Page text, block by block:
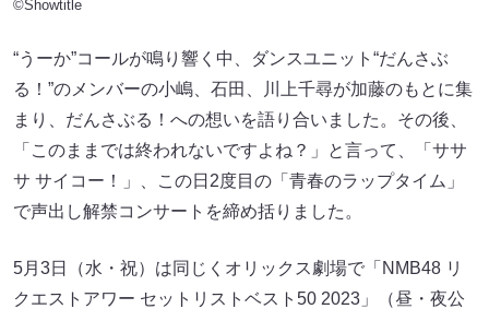
©Showtitle
“うーか”コールが鳴り響く中、ダンスユニット“だんさぶ
る！”のメンバーの小嶋、石田、川上千尋が加藤のもとに集
まり、だんさぶる！への想いを語り合いました。その後、
「このままでは終われないですよね？」と言って、「ササ
サ サイコー！」、この日2度目の「青春のラップタイム」
で声出し解禁コンサートを締め括りました。
5月3日（水・祝）は同じくオリックス劇場で「NMB48 リ
クエストアワー セットリストベスト50 2023」（昼・夜公